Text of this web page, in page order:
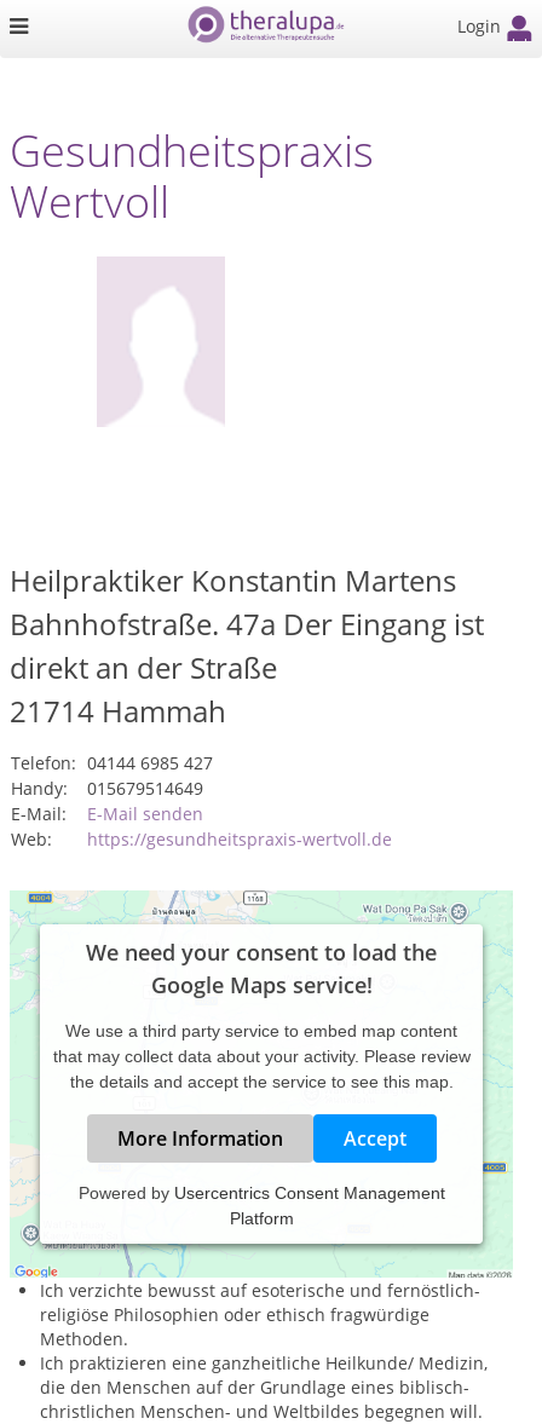
Login
Gesundheitspraxis
Wertvoll
Heilpraktiker Konstantin Martens
Bahnhofstraße. 47a Der Eingang ist
direkt an der Straße
21714 Hammah
Telefon: 04144 6985 427
Handy:
015679514649
E-Mail:
E-Mail senden
Web:
https://gesundheitspraxis-wertvoll.de
We need your consent to load the
Google Maps service!
We use a third party service to embed map content
that may collect data about your activity. Please review
the details and accept the service to see this map.
More Information Accept
Powered by Usercentrics Consent Management
Platform
Ich biete
fundierte und Evidenzbasiere naturheilkundliche
Therapieverfahren an.
Ich verzichte bewusst auf esoterische und fernöstlich-
religiöse Philosophien oder ethisch fragwürdige
Methoden.
Ich praktizieren eine ganzheitliche Heilkunde/ Medizin,
die den Menschen auf der Grundlage eines biblisch-
christlichen Menschen- und Weltbildes begegnen will.